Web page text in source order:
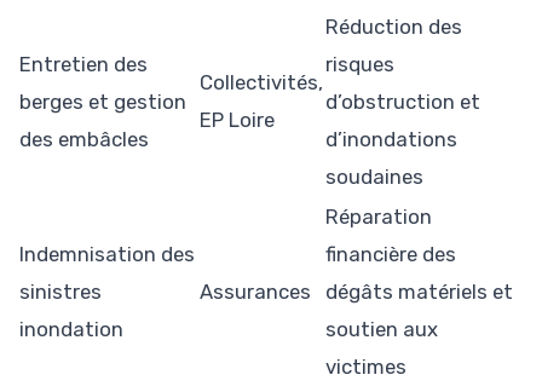
Entretien des
berges et gestion
des embâcles
Collectivités,
EP Loire
Réduction des
risques
d’obstruction et
d’inondations
soudaines
Indemnisation des
sinistres
inondation
Assurances
Réparation
financière des
dégâts matériels et
soutien aux
victimes